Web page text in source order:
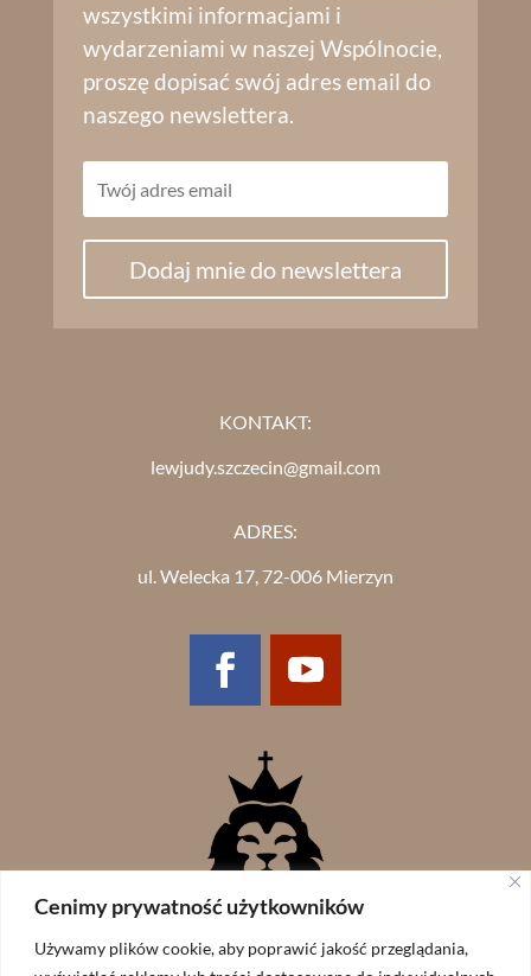
Cenimy prywatność użytkowników
Używamy plików cookie, aby poprawić jakość przeglądania,
wszystkimi informacjami i
wydarzeniami w naszej Wspólnocie,
proszę dopisać swój adres email do
naszego newslettera.
Dodaj mnie do newslettera
KONTAKT:
lewjudy.szczecin@gmail.com
ADRES:
ul. Welecka 17, 72-006 Mierzyn